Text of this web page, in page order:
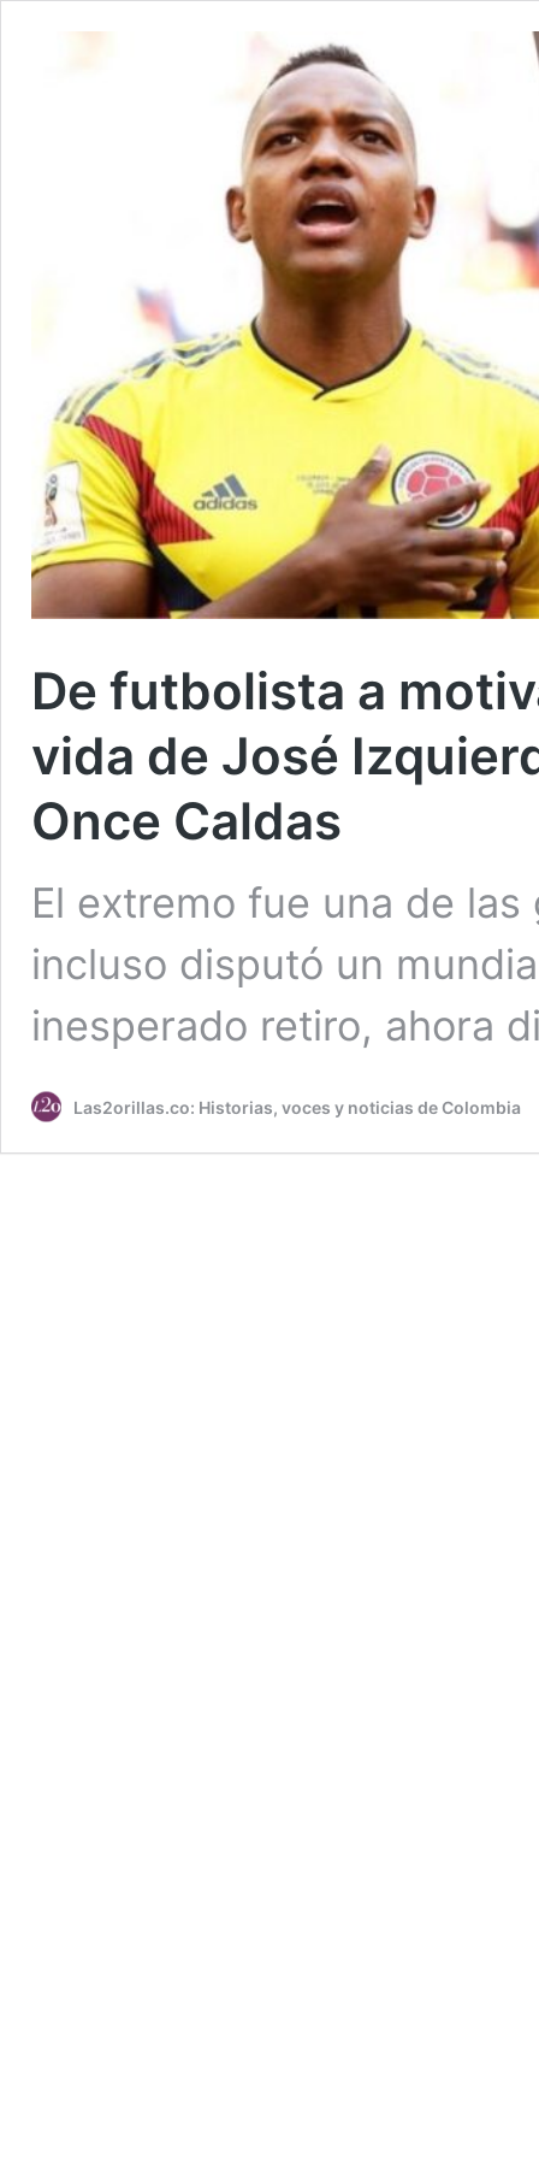
De futbolista a
vida de José
Once Caldas
El extremo fue una de
incluso disputó un
inesperado retiro, ahora
Las2orillas.co: Historias, voces y noticias de Colombia